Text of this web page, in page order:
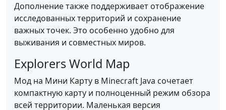
Дополнение также поддерживает отображение
исследованных территорий и сохранение
важных точек. Это особенно удобно для
выживания и совместных миров.
Explorers World Map
Мод на Мини Карту в Minecraft Java сочетает
компактную карту и полноценный режим обзора
всей территории. Маленькая версия